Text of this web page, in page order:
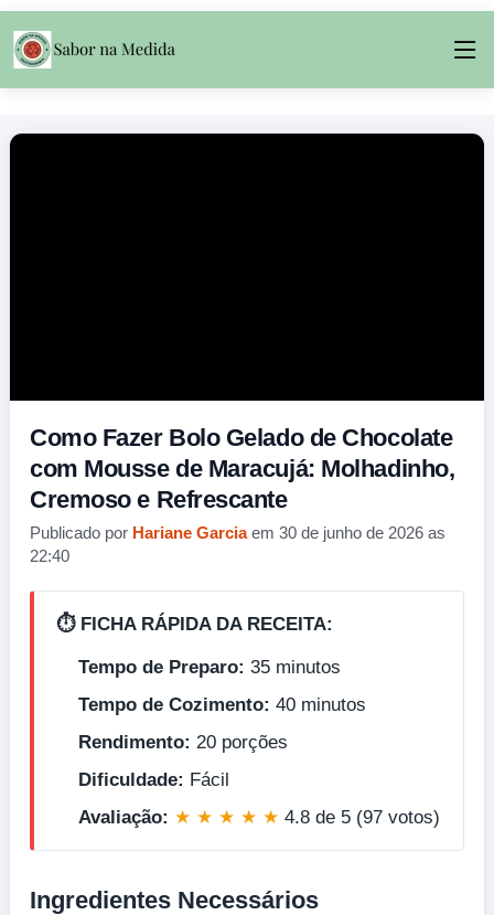
Como Fazer Bolo Gelado de Chocolate
com Mousse de Maracujá: Molhadinho,
Cremoso e Refrescante
Publicado por Hariane Garciaem 30 de junho de 2026 as
22:40
⏱️ FICHA RÁPIDA DA RECEITA:
Tempo de Preparo: 35 minutos
Tempo de Cozimento: 40 minutos
Rendimento: 20 porções
Dificuldade: Fácil
Avaliação: ★ ★ ★ ★ ★ 4.8 de 5 (97 votos)
Ingredientes Necessários